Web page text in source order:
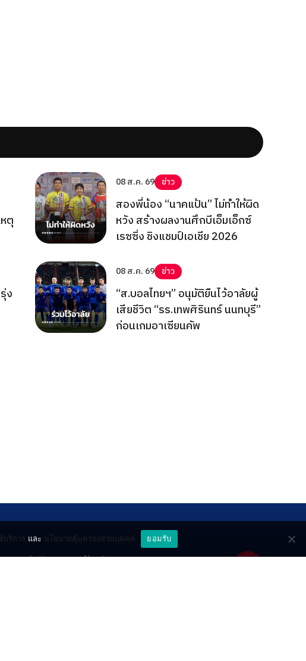
ตุ
08 ส.ค. 69 ข่าว
สองพี่น้อง “นาคแป้น” ไม่ทำให้ผิด
หวัง สร้างผลงานศึกบีเอ็มเอ็กซ์
เรซซิ่ง ชิงแชมป์เอเชีย 2026
ง
08 ส.ค. 69 ข่าว
“ส.บอลไทยฯ” อนุมัติยืนไว้อาลัยผู้
เสียชีวิต “รร.เทพศิรินทร์ นนทบุรี”
ก่อนเกมอาเซียนคัพ
Lottery
About
บริการ และ นโยบายคุ้มครองส่วนบุคคล ยอมรับ